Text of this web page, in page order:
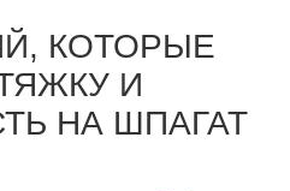
КОТОРЫЕ
И
НА ШПАГАТ